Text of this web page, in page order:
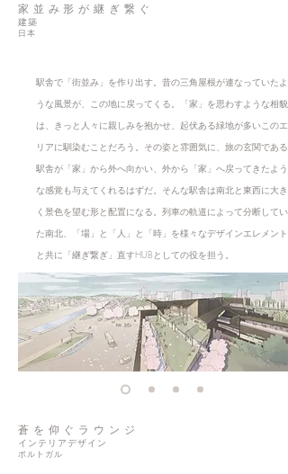
家並み形が継ぎ繋ぐ
建築
日本
駅舎で「街並み」を作り出す。昔の三角屋根が連なっていたよ
うな風景が、この地に戻ってくる。「家」を思わすような相貌
は、きっと人々に親しみを抱かせ、起伏ある緑地が多いこのエ
リアに馴染むことだろう。その姿と雰囲気に、旅の玄関である
駅舎が「家」から外へ向かい、外から「家」へ戻ってきたよう
な感覚も与えてくれるはずだ。そんな駅舎は南北と東西に大き
く景色を望む形と配置になる。列車の軌道によって分断してい
た南北、「場」と「人」と「時」を様々なデザインエレメント
と共に「継ぎ繋ぎ」直すHUBとしての役を担う。
蒼を仰ぐラウンジ
インテリアデザイン
ポルトガル